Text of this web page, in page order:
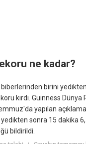
ne kadar?
biberlerinden birini
kırdı. Guinness Dünya
yapılan
sonra 15 dakika
bildirildi.